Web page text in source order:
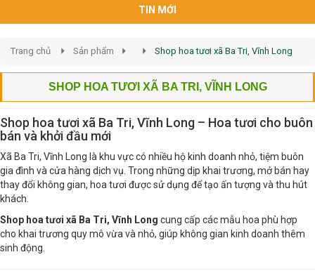
TIN MỚI
Trang chủ Sản phẩm Shop hoa tươi xã Ba Tri, Vĩnh Long
SHOP HOA TƯƠI XÃ BA TRI, VĨNH LONG
Shop hoa tươi xã Ba Tri, Vĩnh Long – Hoa tươi cho buôn
bán và khởi đầu mới
Xã Ba Tri, Vĩnh Long là khu vực có nhiều hộ kinh doanh nhỏ, tiệm buôn
gia đình và cửa hàng dịch vụ. Trong những dịp khai trương, mở bán hay
thay đổi không gian, hoa tươi được sử dụng để tạo ấn tượng và thu hút
khách.
Shop hoa tươi xã Ba Tri, Vĩnh Long cung cấp các mẫu hoa phù hợp
cho khai trương quy mô vừa và nhỏ, giúp không gian kinh doanh thêm
sinh động.